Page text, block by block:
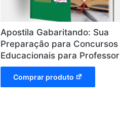
Apostila Gabaritando: Sua
Preparação para Concursos
Educacionais para Professor
Comprar produto